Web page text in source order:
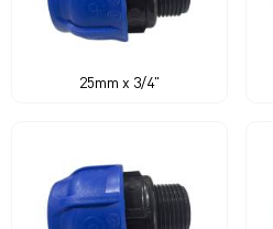
25mm x 3/4"